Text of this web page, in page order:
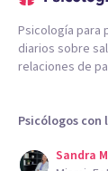
Psicología para
diarios sobre
relaciones de
Psicólogos
Sandra